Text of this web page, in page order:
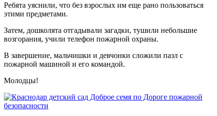
Ребята уяснили, что без взрослых им еще рано пользоваться
этими предметами.
Затем, дошколята отгадывали загадки, тушили небольшие
возгорания, учили телефон пожарной охраны.
В завершение, мальчишки и девчонки сложили пазл с
пожарной машиной и его командой.
Молодцы!